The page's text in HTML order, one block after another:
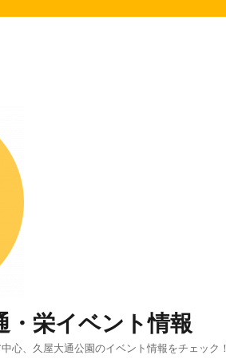
・栄イベント情報
心、久屋大通公園のイベント情報をチェック！